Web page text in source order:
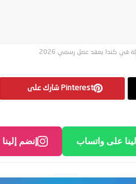
Pinterest شارك على
إنضم على واتساب